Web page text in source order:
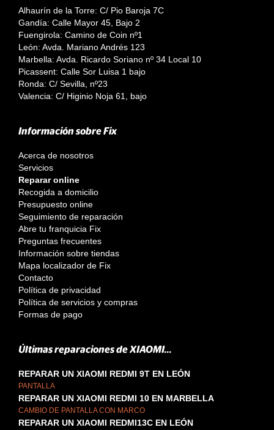
Alhaurín de la Torre: C/ Pio Baroja 7C
Gandía: Calle Mayor 45, Bajo 2
Fuengirola: Camino de Coin nº1
León: Avda. Mariano Andrés 123
Marbella: Avda. Ricardo Soriano nº 34 Local 10
Picassent: Calle Sor Luisa 1 bajo
Ronda: C/ Sevilla, nº23
Valencia: C/ Higinio Noja 61, bajo
Información sobre Fix
Acerca de nosotros
Servicios
Reparar online
Recogida a domicilio
Presupuesto online
Seguimiento de reparación
Abre tu franquicia Fix
Preguntas frecuentes
Información sobre tiendas
Mapa localizador de Fix
Contacto
Política de privacidad
Política de servicios y compras
Formas de pago
Últimas reparaciones de XIAOMI...
REPARAR UN XIAOMI REDMI 9T EN LEÓN
PANTALLA
REPARAR UN XIAOMI REDMI 10 EN MARBELLA
CAMBIO DE PANTALLA CON MARCO
REPARAR UN XIAOMI REDMI13C EN LEÓN